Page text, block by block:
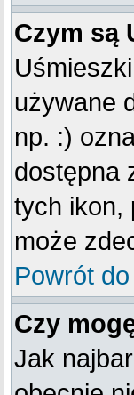
Czym są
używane
np. :)
dostępna
tych ikon,
może
Powrót
Czy
Jak